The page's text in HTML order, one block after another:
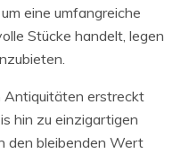
eine umfangreiche
Stücke handelt, legen
Antiquitäten erstreckt
hin zu einzigartigen
den bleibenden Wert